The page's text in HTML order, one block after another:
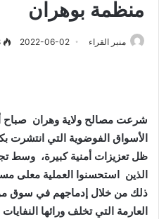
منظمة بوهران
منبر القراء 2022-06-02
شرعت مصالح ولاية وهران
الأسواق الفوضوية التي انتشرت
ظل تعزيزات أمنية كبيرة،
الذين استحسنوا العملية معلى
ذلك من خلال إدماجهم في سوق
العارمة التي تخلف ورائها النفايات